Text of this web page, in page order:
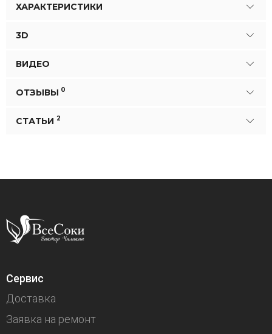
ХАРАКТЕРИСТИКИ
3D
ВИДЕО
ОТЗЫВЫ 0
СТАТЬИ 2
Сервис
Доставка
Заявка на ремонт